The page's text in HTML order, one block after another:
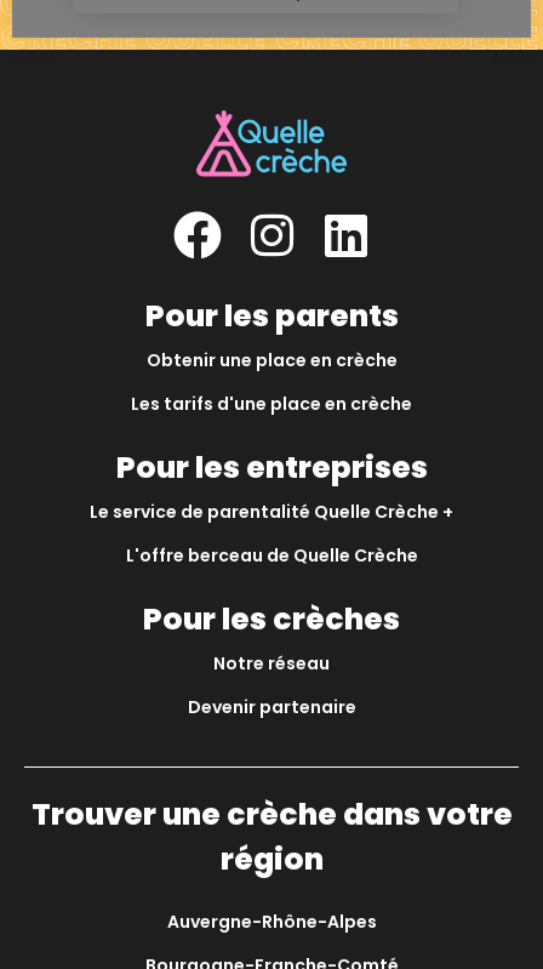
Pour les parents
Obtenir une place en crèche
Les tarifs d'une place en crèche
Pour les entreprises
Le service de parentalité Quelle Crèche +
L'offre berceau de Quelle Crèche
Pour les crèches
Notre réseau
Devenir partenaire
Trouver une crèche dans votre
région
Auvergne-Rhône-Alpes